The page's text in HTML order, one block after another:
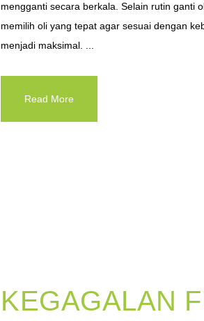
mengganti secara berkala. Selain rutin ganti
memilih oli yang tepat agar sesuai dengan
menjadi maksimal. ...
Read More
KEGAGALAN